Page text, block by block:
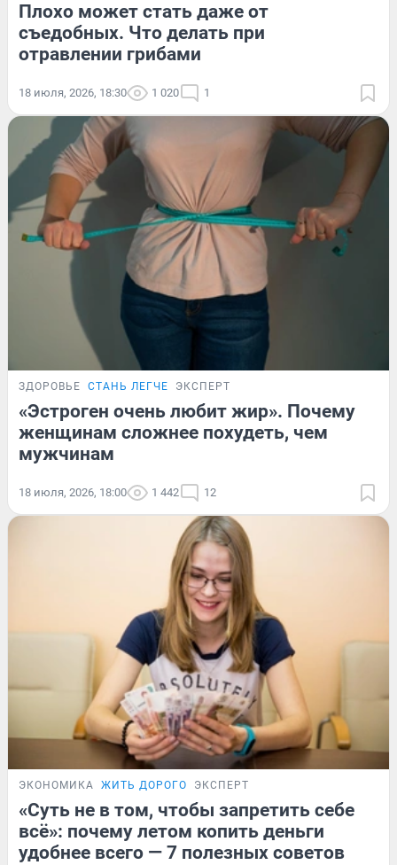
Плохо может стать даже от
съедобных. Что делать при
отравлении грибами
18 июля, 2026, 18:30 1 020 1
ЗДОРОВЬЕ СТАНЬ ЛЕГЧЕ ЭКСПЕРТ
«Эстроген очень любит жир». Почему
женщинам сложнее похудеть, чем
мужчинам
18 июля, 2026, 18:00 1 442 12
ЭКОНОМИКА ЖИТЬ ДОРОГО ЭКСПЕРТ
«Суть не в том, чтобы запретить себе
всё»: почему летом копить деньги
удобнее всего — 7 полезных советов